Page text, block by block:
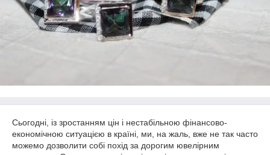
Сьогодні, із зростанням цін і нестабільною фінансово-
економічною ситуацією в країні, ми, на жаль, вже не так часто
можемо дозволити собі похід за дорогим ювелірним